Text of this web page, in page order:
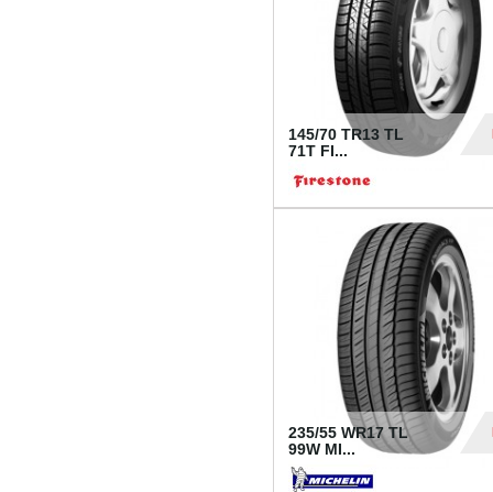
145/70 TR13 TL
71T FI...
235/55 WR17 TL
99W MI...